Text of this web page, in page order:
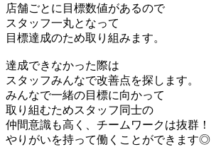
店舗ごとに目標数値があるので
スタッフ一丸となって
目標達成のため取り組みます。
達成できなかった際は
スタッフみんなで改善点を探します。
みんなで一緒の目標に向かって
取り組むためスタッフ同士の
仲間意識も高く、チームワークは抜群！
やりがいを持って働くことができます◎